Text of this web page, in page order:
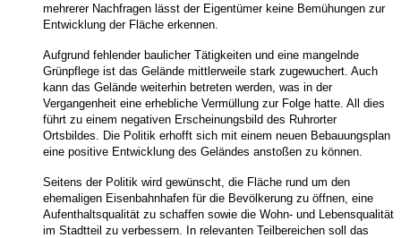
mehrerer Nachfragen lässt der Eigentümer keine Bemühungen zur
Entwicklung der Fläche erkennen.
Aufgrund fehlender baulicher Tätigkeiten und eine mangelnde
Grünpflege ist das Gelände mittlerweile stark zugewuchert. Auch
kann das Gelände weiterhin betreten werden, was in der
Vergangenheit eine erhebliche Vermüllung zur Folge hatte. All dies
führt zu einem negativen Erscheinungsbild des Ruhrorter
Ortsbildes. Die Politik erhofft sich mit einem neuen Bebauungsplan
eine positive Entwicklung des Geländes anstoßen zu können.
Seitens der Politik wird gewünscht, die Fläche rund um den
ehemaligen Eisenbahnhafen für die Bevölkerung zu öffnen, eine
Aufenthaltsqualität zu schaffen sowie die Wohn- und Lebensqualität
im Stadtteil zu verbessern. In relevanten Teilbereichen soll das